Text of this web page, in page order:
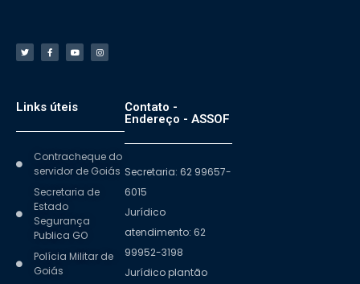
Links úteis
Contracheque do
servidor de Goiás
Secretaria de
Estado
Segurança
Publica GO
Polícia Militar de
Goiás
Contato -
Endereço - ASSOF
Secretaria: 62 99657-
6015
Jurídico
atendimento: 62
99952-3198
Jurídico plantão